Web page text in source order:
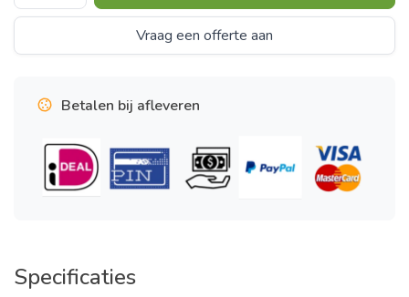
Vraag een offerte aan
Betalen bij afleveren
Specificaties